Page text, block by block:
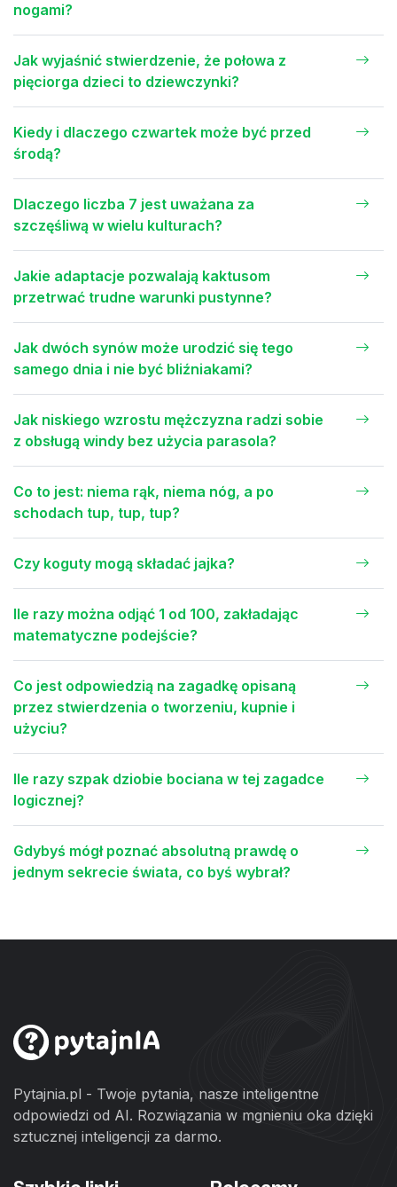
nogami?
Jak wyjaśnić stwierdzenie, że połowa z
pięciorga dzieci to dziewczynki?
Kiedy i dlaczego czwartek może być przed
środą?
Dlaczego liczba 7 jest uważana za
szczęśliwą w wielu kulturach?
Jakie adaptacje pozwalają kaktusom
przetrwać trudne warunki pustynne?
Jak dwóch synów może urodzić się tego
samego dnia i nie być bliźniakami?
Jak niskiego wzrostu mężczyzna radzi sobie
z obsługą windy bez użycia parasola?
Co to jest: niema rąk, niema nóg, a po
schodach tup, tup, tup?
Czy koguty mogą składać jajka?
Ile razy można odjąć 1 od 100, zakładając
matematyczne podejście?
Co jest odpowiedzią na zagadkę opisaną
przez stwierdzenia o tworzeniu, kupnie i
użyciu?
Ile razy szpak dziobie bociana w tej zagadce
logicznej?
Gdybyś mógł poznać absolutną prawdę o
jednym sekrecie świata, co byś wybrał?
Pytajnia.pl - Twoje pytania, nasze inteligentne
odpowiedzi od AI. Rozwiązania w mgnieniu oka dzięki
sztucznej inteligencji za darmo.